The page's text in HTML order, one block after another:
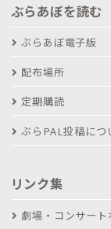
ぶらあぼを読む
ぶらあぼ電子版
配布場所
定期購読
ぶらPAL投稿につ
リンク集
劇場・コンサート